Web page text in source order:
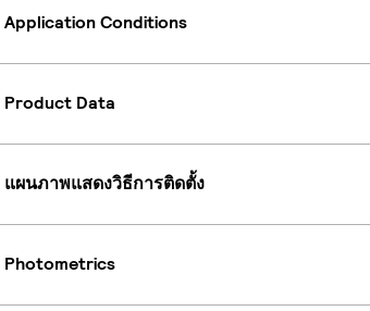
Application Conditions
Product Data
แผนภาพแสดงวิธีการติดตั้ง
Photometrics